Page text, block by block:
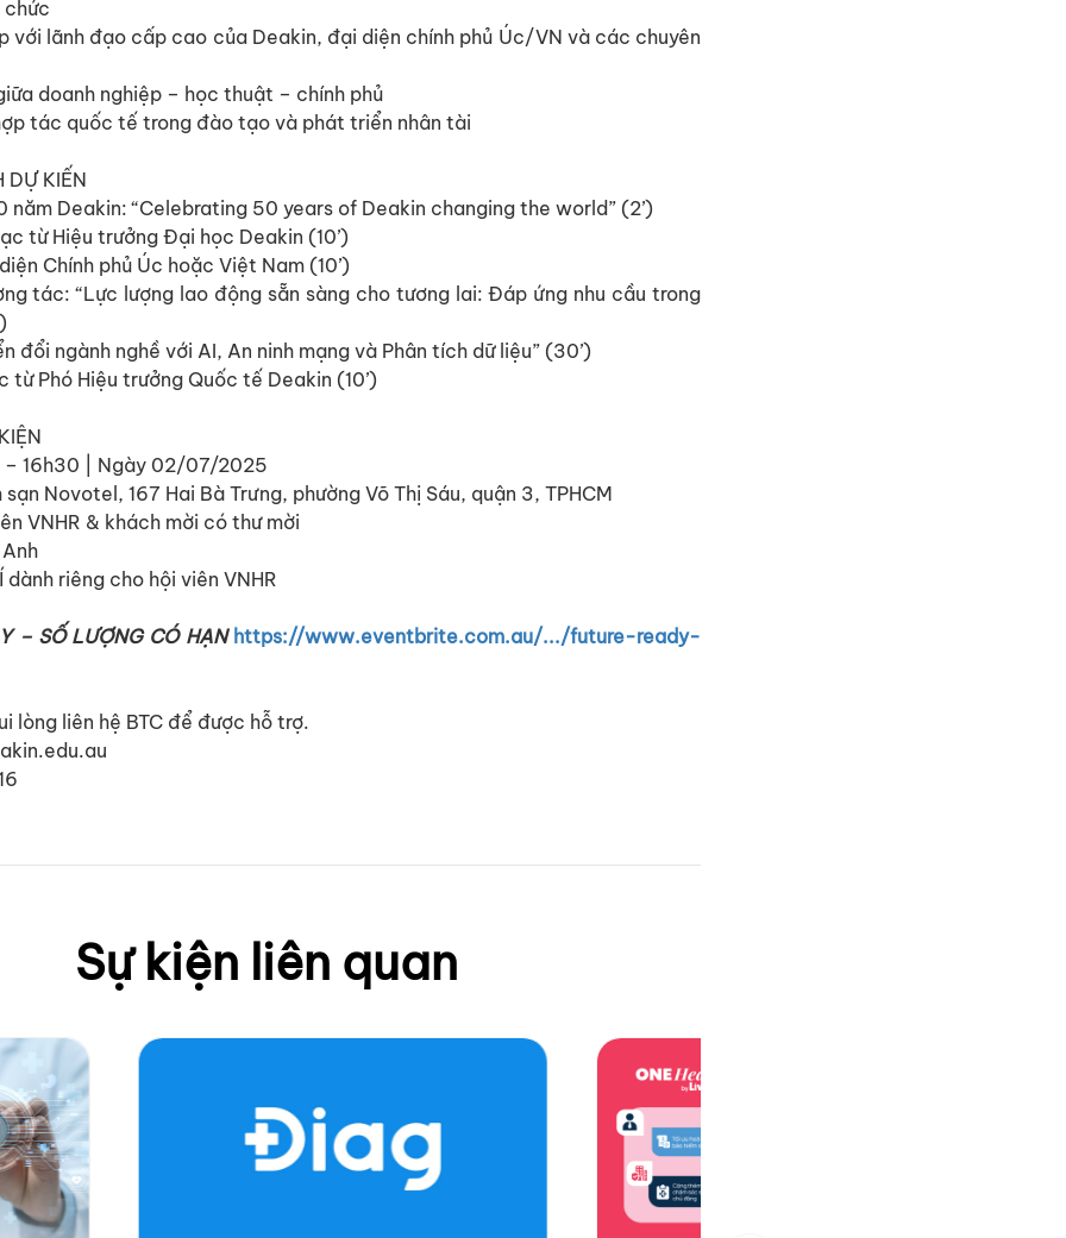
chức
với lãnh đạo cấp cao của Deakin, đại diện chính phủ Úc/VN và các chuyên
doanh nghiệp – học thuật – chính phủ
tác quốc tế trong đào tạo và phát triển nhân tài
DỰ KIẾN
năm Deakin: “Celebrating 50 years of Deakin changing the world” (2’)
từ Hiệu trưởng Đại học Deakin (10’)
Chính phủ Úc hoặc Việt Nam (10’)
tác: “Lực lượng lao động sẵn sàng cho tương lai: Đáp ứng nhu cầu trong
đổi ngành nghề với AI, An ninh mạng và Phân tích dữ liệu” (30’)
từ Phó Hiệu trưởng Quốc tế Deakin (10’)
– 16h30 | Ngày 02/07/2025
Novotel, 167 Hai Bà Trưng, phường Võ Thị Sáu, quận 3, TPHCM
VNHR & khách mời có thư mời
dành riêng cho hội viên VNHR
– SỐ LƯỢNG CÓ HẠN https://www.eventbrite.com.au/.../future-ready-
lòng liên hệ BTC để được hỗ trợ.
Sự kiện liên quan